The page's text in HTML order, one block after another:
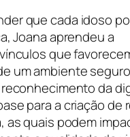
que cada idoso
Joana aprendeu a
que
um ambiente
da
para a criação de
as quais podem